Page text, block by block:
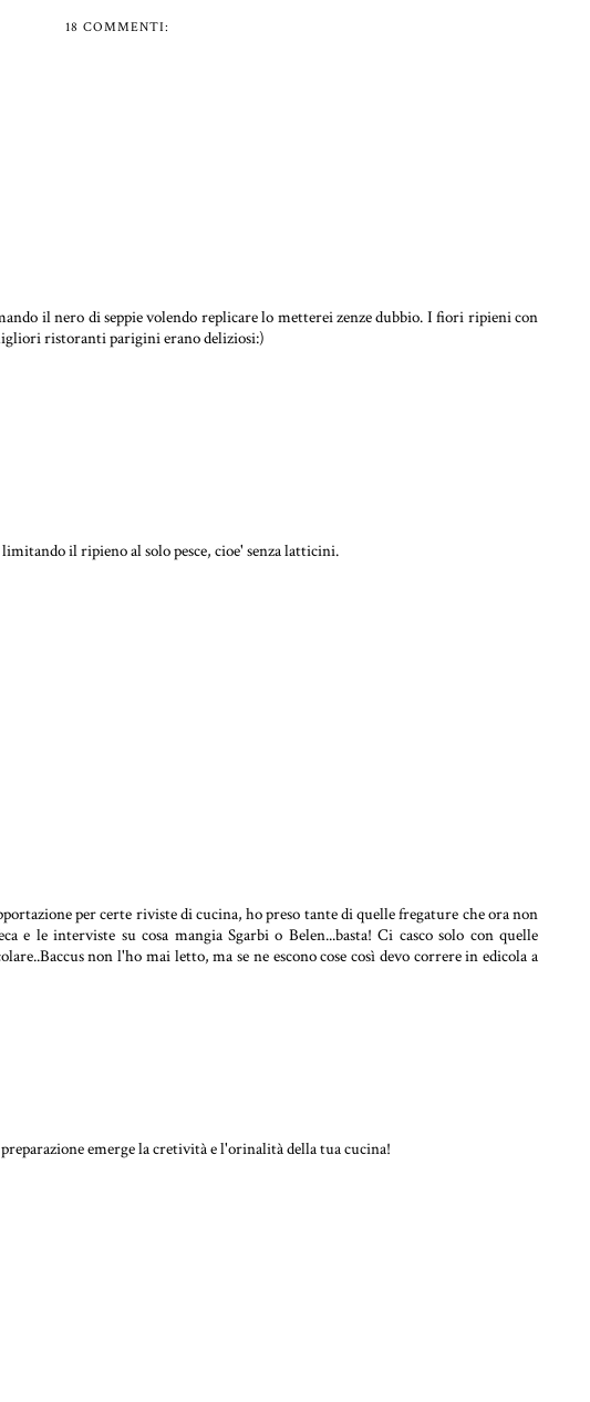
18 COMMENTI:
il nero di seppie volendo replicare lo metterei zenze dubbio. I fiori ripieni con
ristoranti parigini erano deliziosi:)
il ripieno al solo pesce, cioe' senza latticini.
per certe riviste di cucina, ho preso tante di quelle fregature che ora non
e le interviste su cosa mangia Sgarbi o Belen...basta! Ci casco solo con quelle
non l'ho mai letto, ma se ne escono cose così devo correre in edicola a
emerge la cretività e l'orinalità della tua cucina!